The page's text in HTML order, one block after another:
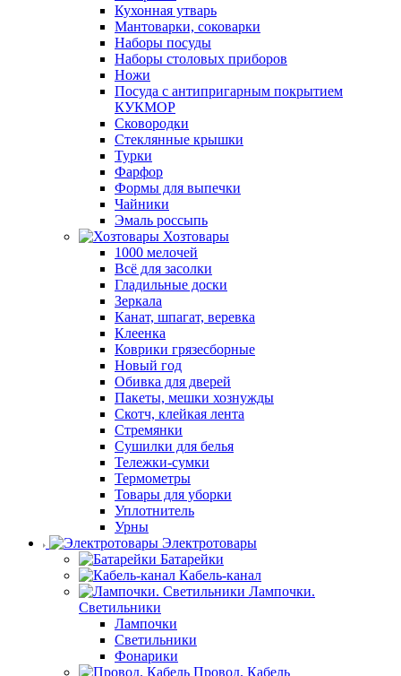
Кухонная утварь
Мантоварки, соковарки
Наборы посуды
Наборы столовых приборов
Ножи
Посуда с антипригарным покрытием
КУКМОР
Сковородки
Стеклянные крышки
Турки
Фарфор
Формы для выпечки
Чайники
Эмаль россыпь
Хозтовары
1000 мелочей
Всё для засолки
Гладильные доски
Зеркала
Канат, шпагат, веревка
Клеенка
Коврики грязесборные
Новый год
Обивка для дверей
Пакеты, мешки хознужды
Скотч, клейкая лента
Стремянки
Сушилки для белья
Тележки-сумки
Термометры
Товары для уборки
Уплотнитель
Урны
Электротовары
Батарейки
Кабель-канал
Лампочки.
Светильники
Лампочки
Светильники
Фонарики
Провод. Кабель